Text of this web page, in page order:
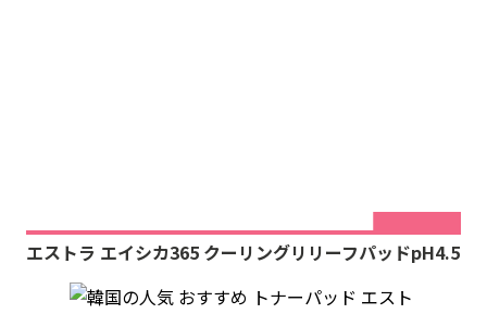
エストラ エイシカ365 クーリングリリーフパッドpH4.5